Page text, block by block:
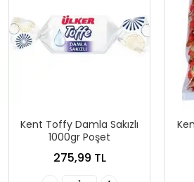
Kent Toffy Damla Sakızlı
1000gr Poşet
275,99 TL